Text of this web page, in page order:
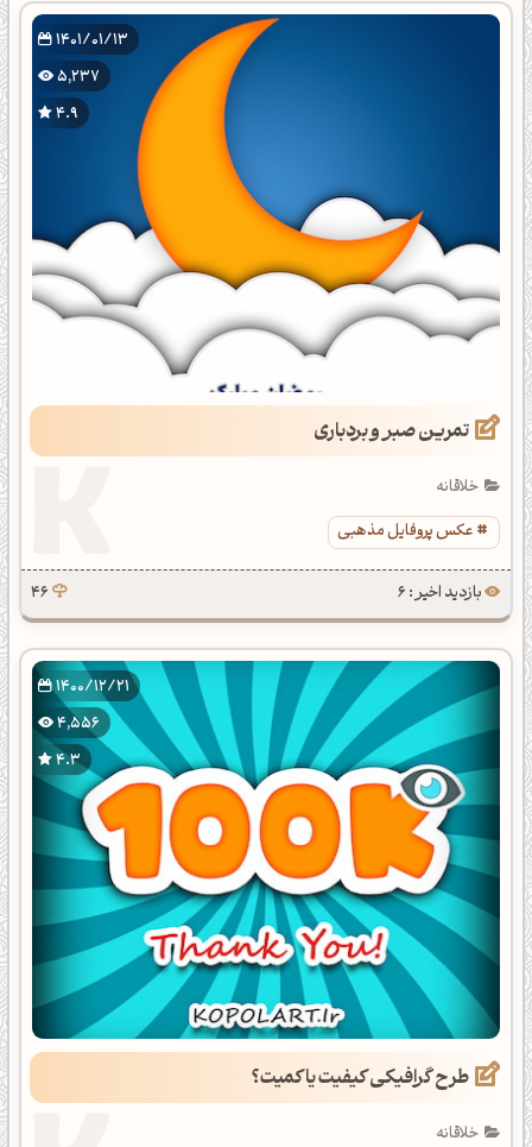
1401/01/13
5,237
4.9
تمرین صبر و بردباری
خلاقانه
عکس پروفایل مذهبی
بازدید اخیر : 6 46
1400/12/21
4,556
4.3
طرح گرافیکی کیفیت یا کمیت؟
خلاقانه